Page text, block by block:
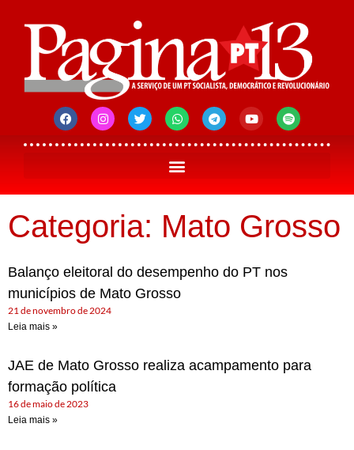
Categoria: Mato Grosso
Balanço eleitoral do desempenho do PT nos
municípios de Mato Grosso
21 de novembro de 2024
Leia mais »
JAE de Mato Grosso realiza acampamento para
formação política
16 de maio de 2023
Leia mais »